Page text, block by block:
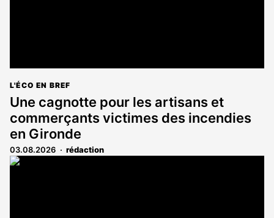
L'ÉCO EN BREF
Une cagnotte pour les artisans et
commerçants victimes des incendies
en Gironde
03.08.2026 rédaction